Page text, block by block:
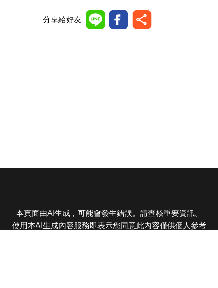
分享給好友
本頁面由AI生成，可能會發生錯誤。請查核重要資訊。
使用本AI生成內容服務即表示您同意此內容僅供個人參考